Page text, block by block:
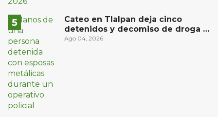
Cateo en Tlalpan deja cinco
detenidos y decomiso de droga y
un arma
Ago 04, 2026